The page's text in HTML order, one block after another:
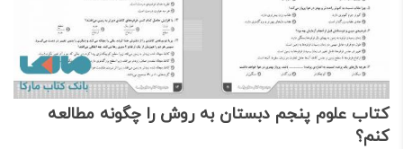
کتاب علوم پنجم دبستان به روش را چگونه مطالعه
کنم؟